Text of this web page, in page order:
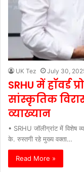
UK Tez July 30,
SRHU में हॉवर्ड
सांस्कृतिक
व्याख्यान
• SRHU जॉलीग्रांट में विशेष
के. रुस्तगी रहे मुख्य वक्ता…
Read More »